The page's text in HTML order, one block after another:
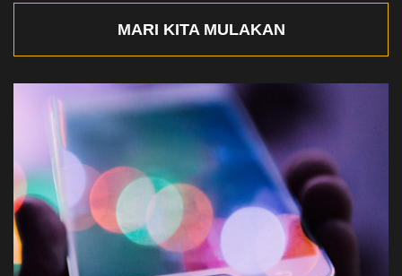
MARI KITA MULAKAN